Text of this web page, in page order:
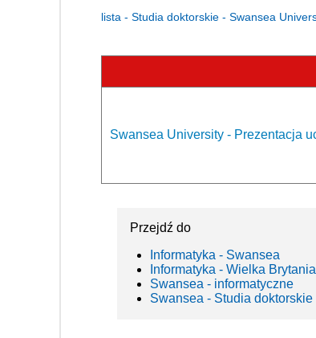
lista - Studia doktorskie - Swansea
Swansea University - Prezentacja
Przejdź do
Informatyka - Swansea
Informatyka - Wielka Brytania
Swansea - informatyczne
Swansea - Studia doktorskie